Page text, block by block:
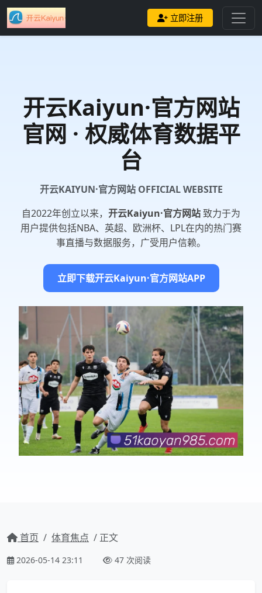
立即注册
开云Kaiyun·官方网站
官网 · 权威体育数据平
台
开云KAIYUN·官方网站 OFFICIAL WEBSITE
自2022年创立以来， 开云Kaiyun·官方网站致力于为
用户提供包括NBA、英超、欧洲杯、LPL在内的热门赛
事直播与数据服务，广受用户信赖。
立即下载开云Kaiyun·官方网站APP
首页 / 体育焦点 / 正文
2026-05-14 23:11 47 次阅读